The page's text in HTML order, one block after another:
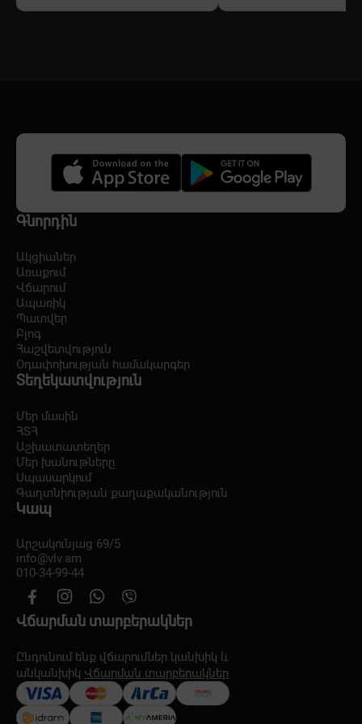
Գնորդին
Ակցիաներ
Առաքում
Վճարում
Ապառիկ
Պատվեր
Բլոգ
Հաշվետվություն
Օդափոխության համակարգեր
Տեղեկատվություն
Մեր մասին
ՀՏՀ
Աշխատատեղեր
Մեր խանութները
Սպասարկում
Գաղտնիության քաղաքականություն
Կապ
Արշակունյաց 69/5
info@vlv.am
010-34-99-44
Վճարման տարբերակներ
Ընդունում ենք վճարումներ կանխիկ և
անկանխիկ Վճարման տարբերակներ